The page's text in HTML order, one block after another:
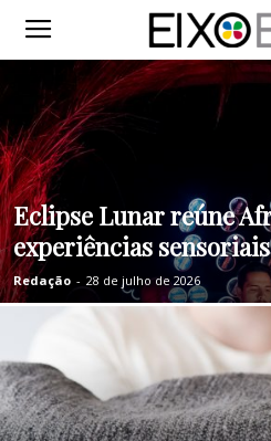
Eclipse Lunar reúne
experiências sensoriais
Redação - 28 de julho de 2026